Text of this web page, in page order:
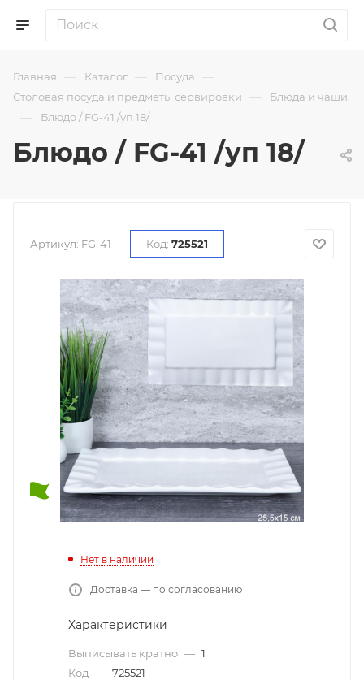
Главная — Каталог — Посуда —
Столовая посуда и предметы сервировки — Блюда и чаши
— Блюдо / FG-41 /уп 18/
Блюдо / FG-41 /уп 18/
Артикул: FG-41 Код: 725521
Нет в наличии
Доставка — по согласованию
Характеристики
Выписывать кратно — 1
Код — 725521